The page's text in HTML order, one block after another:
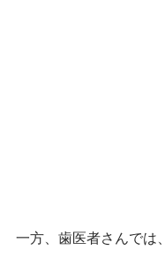
一方、歯医者さんでは、